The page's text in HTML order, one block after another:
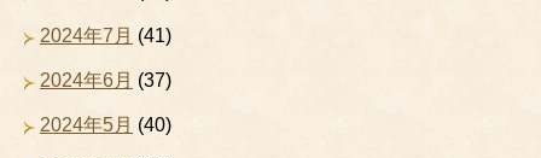
2024年7月 (41)
2024年6月 (37)
2024年5月 (40)